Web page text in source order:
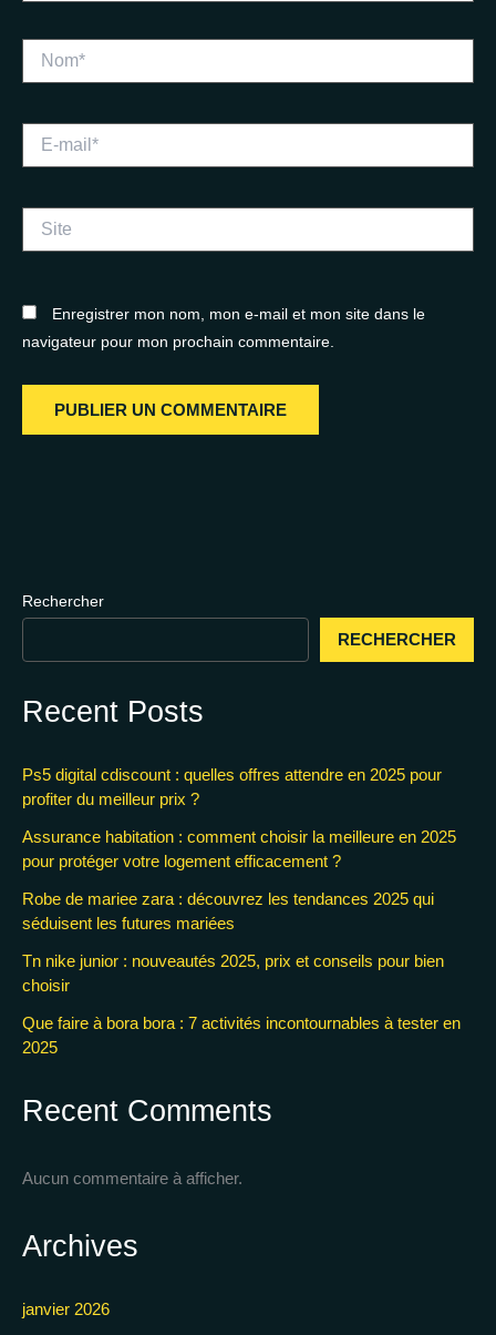
mail*
Enregistrer mon nom, mon e-mail et mon site dans le
navigateur pour mon prochain commentaire.
Rechercher
RECHERCHER
Recent Posts
Ps5 digital cdiscount : quelles offres attendre en 2025 pour
profiter du meilleur prix ?
Assurance habitation : comment choisir la meilleure en 2025
pour protéger votre logement efficacement ?
Robe de mariee zara : découvrez les tendances 2025 qui
séduisent les futures mariées
Tn nike junior : nouveautés 2025, prix et conseils pour bien
choisir
Que faire à bora bora : 7 activités incontournables à tester en
2025
Recent Comments
Aucun commentaire à afficher.
Archives
janvier 2026